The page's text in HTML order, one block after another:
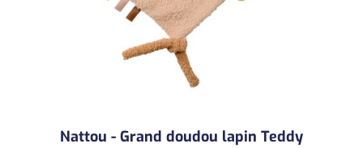
Nattou - Grand doudou lapin Teddy